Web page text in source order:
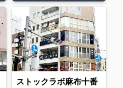
ストックラボ麻布十番